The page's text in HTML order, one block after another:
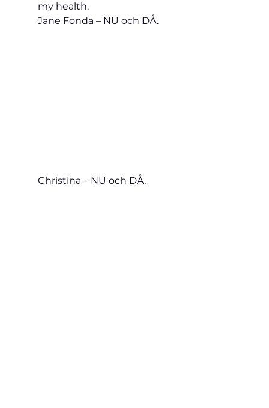
my health.
Jane Fonda – NU och DÅ.
Christina – NU och DÅ.